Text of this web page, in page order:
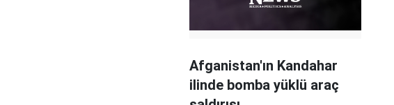
Afganistan'ın Kandahar
ilinde bomba yüklü araç